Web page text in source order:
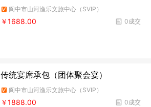
阆中市山河渔乐文旅中心（SVIP）
0成交
￥1688.00
传统宴席承包（团体聚会宴）
阆中市山河渔乐文旅中心（SVIP）
0成交
￥1888.00